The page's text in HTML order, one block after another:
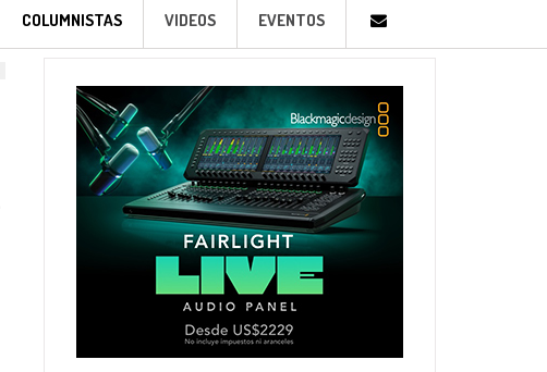
COLUMNISTAS VIDEOS EVENTOS